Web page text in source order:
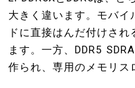
大きく違います。モバイ
ドに直接はんだ付けさ
ます。一方、DDR5
作られ、専用のメモリス